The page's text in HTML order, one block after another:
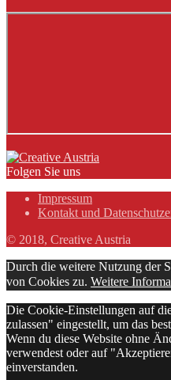
Folgen Sie uns
Impressum
Kontakt und
© 2018, Creative Austria
Durch die weitere Nutzung der
von Cookies zu. Weitere
Die Cookie-Einstellungen auf
zulassen" eingestellt, um das
Wenn du diese Website ohne
verwendest oder auf
einverstanden.